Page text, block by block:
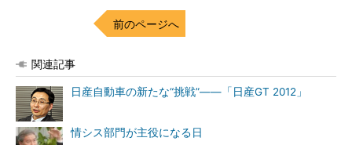
前のページへ
関連記事
日産自動車の新たな“挑戦”――「日産GT 2012」
情シス部門が主役になる日